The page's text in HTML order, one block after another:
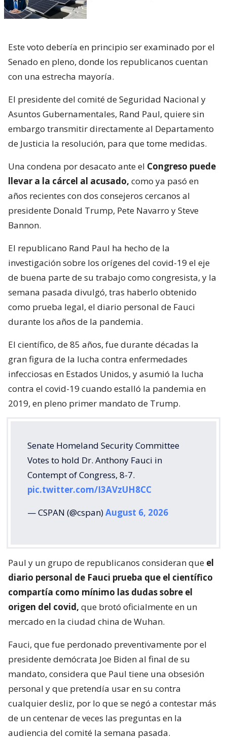
Este voto debería en principio ser examinado por el
Senado en pleno, donde los republicanos cuentan
con una estrecha mayoría.
El presidente del comité de Seguridad Nacional y
Asuntos Gubernamentales, Rand Paul, quiere sin
embargo transmitir directamente al Departamento
de Justicia la resolución, para que tome medidas.
Una condena por desacato ante el Congreso puede
llevar a la cárcel al acusado, como ya pasó en
años recientes con dos consejeros cercanos al
presidente Donald Trump, Pete Navarro y Steve
Bannon.
El republicano Rand Paul ha hecho de la
investigación sobre los orígenes del covid-19 el eje
de buena parte de su trabajo como congresista, y la
semana pasada divulgó, tras haberlo obtenido
como prueba legal, el diario personal de Fauci
durante los años de la pandemia.
El científico, de 85 años, fue durante décadas la
gran figura de la lucha contra enfermedades
infecciosas en Estados Unidos, y asumió la lucha
contra el covid-19 cuando estalló la pandemia en
2019, en pleno primer mandato de Trump.
Senate Homeland Security Committee
Votes to hold Dr. Anthony Fauci in
Contempt of Congress, 8-7.
pic.twitter.com/I3AVzUH8CC
— CSPAN (@cspan)August 6, 2026
Paul y un grupo de republicanos consideran que el
diario personal de Fauci prueba que el científico
compartía como mínimo las dudas sobre el
origen del covid, que brotó oficialmente en un
mercado en la ciudad china de Wuhan.
Fauci, que fue perdonado preventivamente por el
presidente demócrata Joe Biden al final de su
mandato, considera que Paul tiene una obsesión
personal y que pretendía usar en su contra
cualquier desliz, por lo que se negó a contestar más
de un centenar de veces las preguntas en la
audiencia del comité la semana pasada.